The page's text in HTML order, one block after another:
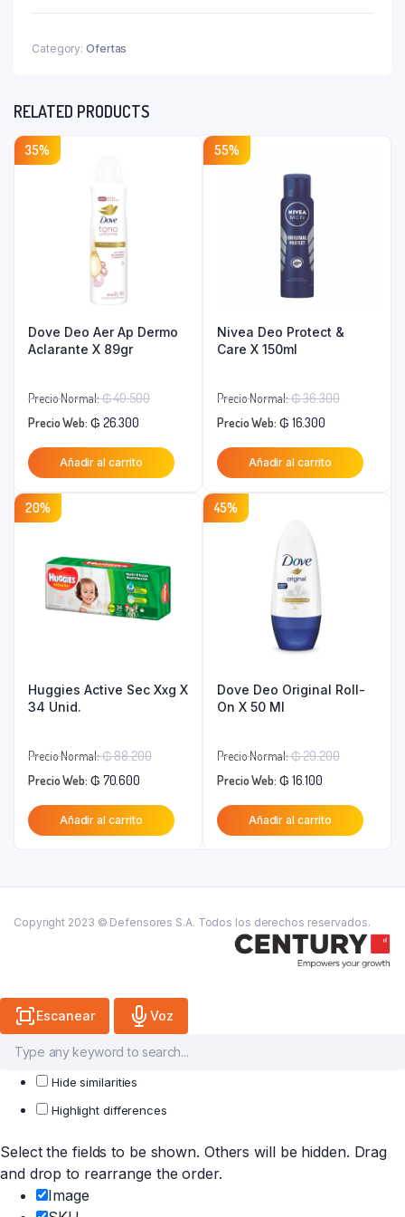
X
Category: Ofertas
RELATED PRODUCTS
35%
Dove Deo Aer Ap Dermo
Aclarante X 89gr
Precio Normal:₲40.500El
original
era:
₲ 40.500.
Precio Web: ₲ 26.300
precio
actual
₲ 26.300.
Añadir al carrito
55%
Nivea Deo Protect &
Care X 150ml
Precio Normal:₲36.300El
original
era:
Precio Web: ₲ 16.300
precio
actual
Añadir al carrito
20%
Huggies Active Sec Xxg X
34 Unid.
Precio Normal:₲88.200El
original
era:
Precio Web: ₲ 70.600
precio
actual
Añadir al carrito
45%
Dove Deo Original Roll-
On X 50 Ml
Precio Normal:₲29.200El
original
era:
Precio Web: ₲ 16.100
precio
actual
Añadir al carrito
Copyright 2023 © Defensores S.A. Todos los derechos reservados.
Escanear Voz
Hide similarities
Highlight differences
Select the fields to be shown. Others will be hidden. Drag
and drop to rearrange the order.
Image